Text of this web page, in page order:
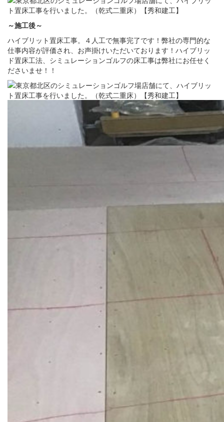
～施工後～
ハイブリット置床工事。４人工で無事完了です！弊社の専門的な
仕事内容が評価され、お声掛けいただいております！ハイブリッ
ド置床工法、シミュレーションゴルフの床工事は弊社にお任せく
ださいませ！！